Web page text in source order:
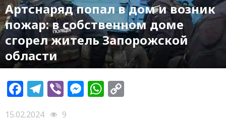
Артснаряд попал в дом и возник
пожар: в собственном доме
сгорел житель Запорожской
области
Facebook
Telegram
ViberMessenger
WhatsApp
15.02.2024
9